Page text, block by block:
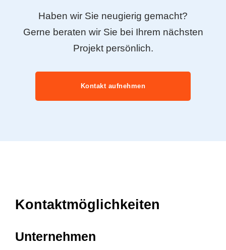
Haben wir Sie neugierig gemacht?
Gerne beraten wir Sie bei Ihrem nächsten
Projekt persönlich.
Kontakt aufnehmen
Kontaktmöglichkeiten
Unternehmen